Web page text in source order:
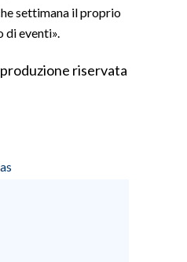
settimana il proprio
di eventi».
riservata